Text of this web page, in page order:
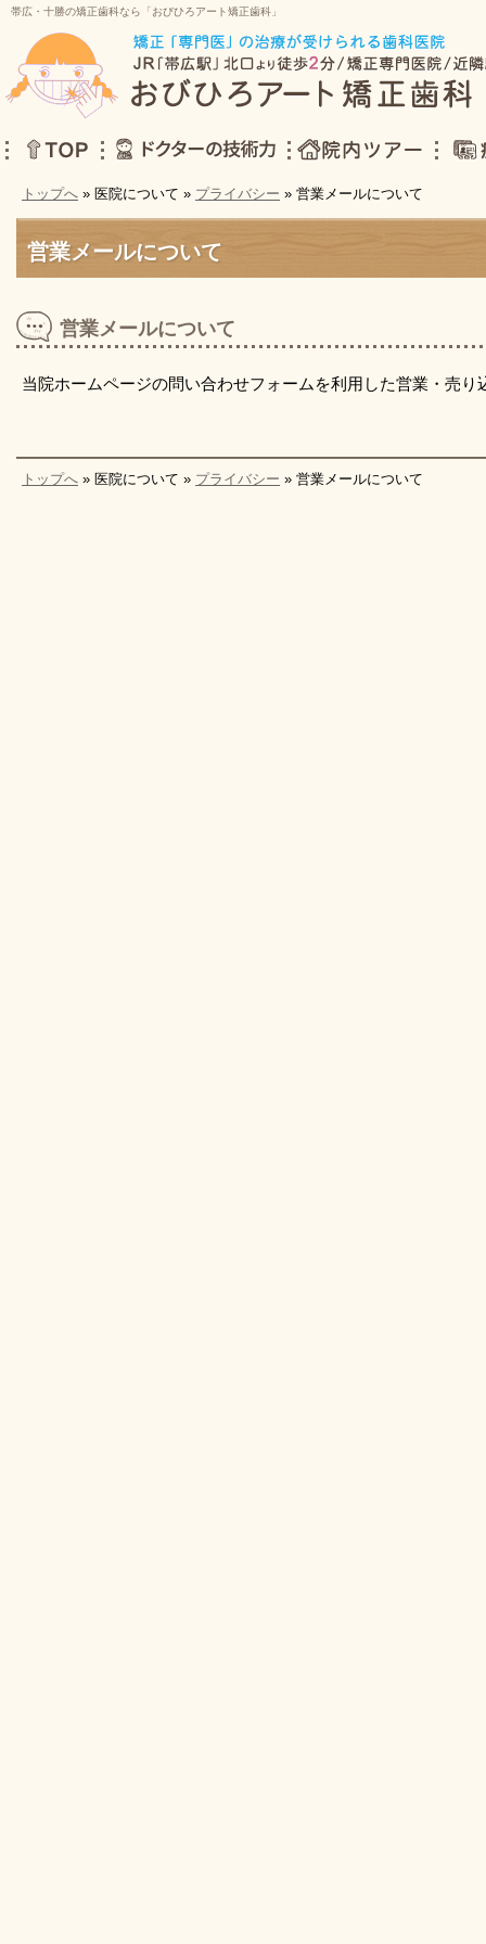
営業メールについて
帯広・十勝の矯正歯科なら「おびひろアート矯正歯科」
トップへ » 医院について » プライバシー » 営業メールについて
営業メールについて
当院ホームページの問い合わせフォームを利用した営業・売り
トップへ » 医院について » プライバシー » 営業メールについて